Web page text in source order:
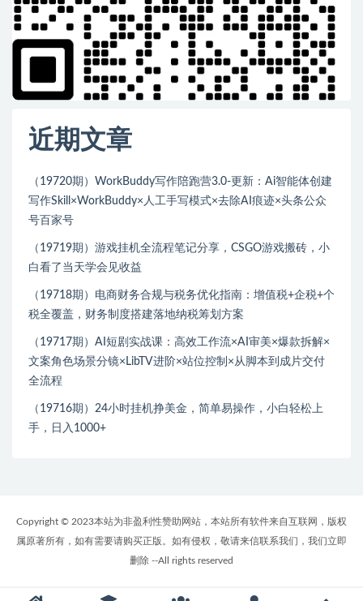
近期文章
（19720期）WorkBuddy写作陪跑营3.0-更新：Ai智能体创建
写作Skill×WorkBuddy×人工手写模式×去除AI痕迹×头条公众
号百家号
（19719期）游戏挂机全流程笔记分享，CSGO游戏搬砖，小
白看了当天学会见收益
（19718期）电商财务合规与税务优化指南：增值税+企税+个
税全覆盖，财务制度搭建落地纳税筹划方案
（19717期）AI短剧实战课：高效工作流×AI审美×爆款拆解×
文案角色场景分镜×LibTV进阶×站位控制×从脚本到成片交付
全流程
（19716期）24小时挂机挣美金，简单易操作，小白轻松上
手，日入1000+
Copyright © 2023本站为非盈利性赞助网站，本站所有软件来自互联网，版权
属原著所有，如有需要请购买正版。如有侵权，敬请来信联系我们，我们立即
删除 --All rights reserved